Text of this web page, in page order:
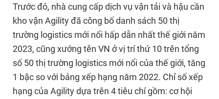
Trước đó, nhà cung cấp dịch vụ vận tải và hậu cần
kho vận Agility đã công bố danh sách 50 thị
trường logistics mới nổi hấp dẫn nhất thế giới năm
2023, cũng xướng tên VN ở vị trí thứ 10 trên tổng
số 50 thị trường logistics mới nổi của thế giới, tăng
1 bậc so với bảng xếp hạng năm 2022. Chỉ số xếp
hạng của Agility dựa trên 4 tiêu chí gồm: cơ hội